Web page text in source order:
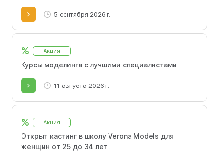
5 сентября 2026 г.
% Акция
Курсы моделинга с лучшими специалистами
11 августа 2026 г.
% Акция
Открыт кастинг в школу Verona Models для
женщин от 25 до 34 лет